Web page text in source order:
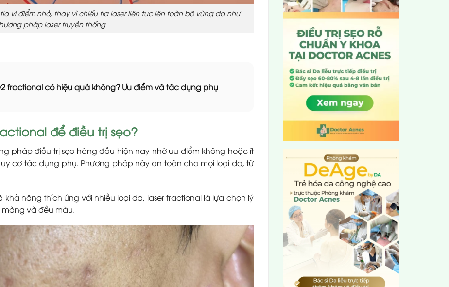
vi điểm nhỏ, thay vì chiếu tia laser liên tục lên toàn bộ vùng da như
pháp laser truyền thống
fractional có hiệu quả không? Ưu điểm và tác dụng phụ
để điều trị sẹo?
pháp điều trị sẹo hàng đầu hiện nay nhờ ưu điểm không hoặc ít
cơ tác dụng phụ. Phương pháp này an toàn cho mọi loại da, từ
khả năng thích ứng với nhiều loại da, laser fractional là lựa chọn lý
màng và đều màu.